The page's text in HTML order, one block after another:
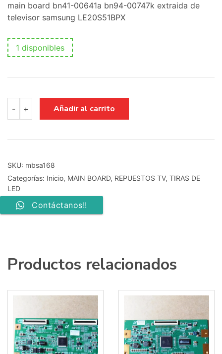
main board bn41-00641a bn94-00747k extraida de
televisor samsung LE20S51BPX
1 disponibles
-
board
bn41-
bn94-
cantidad
+ Añadir al carrito
SKU: mbsa168
Categorías: Inicio, MAIN BOARD, REPUESTOS TV, TIRAS DE
LED
Contáctanos!!
Productos relacionados